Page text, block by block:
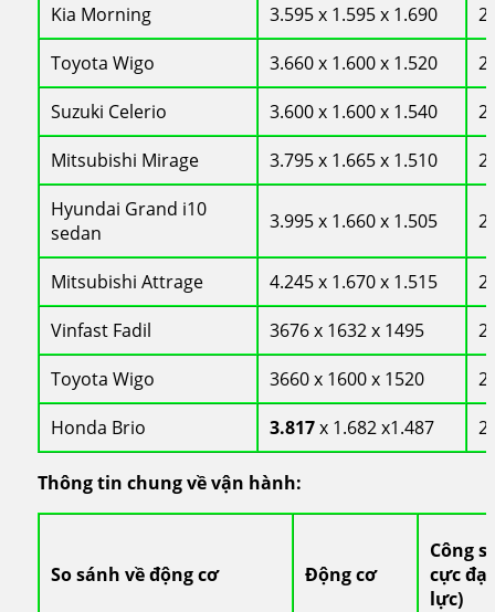
Kia Morning 3.595 x 1.595 x 1.690
Toyota Wigo
3.660 x 1.600 x 1.520
Suzuki Celerio
3.600 x 1.600 x 1.540
Mitsubishi Mirage
3.795 x 1.665 x 1.510
Hyundai Grand i10
sedan
3.995 x 1.660 x 1.505
Mitsubishi Attrage 4.245 x 1.670 x 1.515
Vinfast Fadil
3676 x 1632 x 1495
Toyota Wigo
3660 x 1600 x 1520
Honda Brio
3.817x 1.682 x1.487
Thông tin chung về vận hành:
So sánh về động cơ Động cơ
Công
cực
lực)